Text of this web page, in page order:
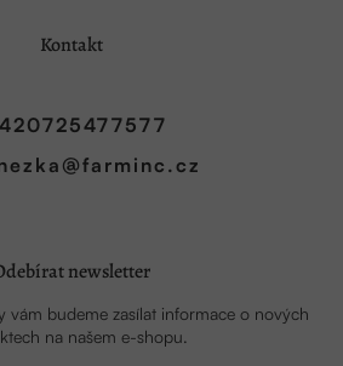
Kontakt
@farminc.cz
newsletter
vám budeme zasílat informace o nových
na našem e-shopu.